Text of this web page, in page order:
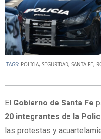
TAGS: POLICíA, SEGURIDAD, SANTA FE,
El Gobierno de Santa Fe
20 integrantes de la
las protestas y